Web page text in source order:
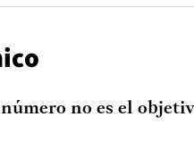
no es el